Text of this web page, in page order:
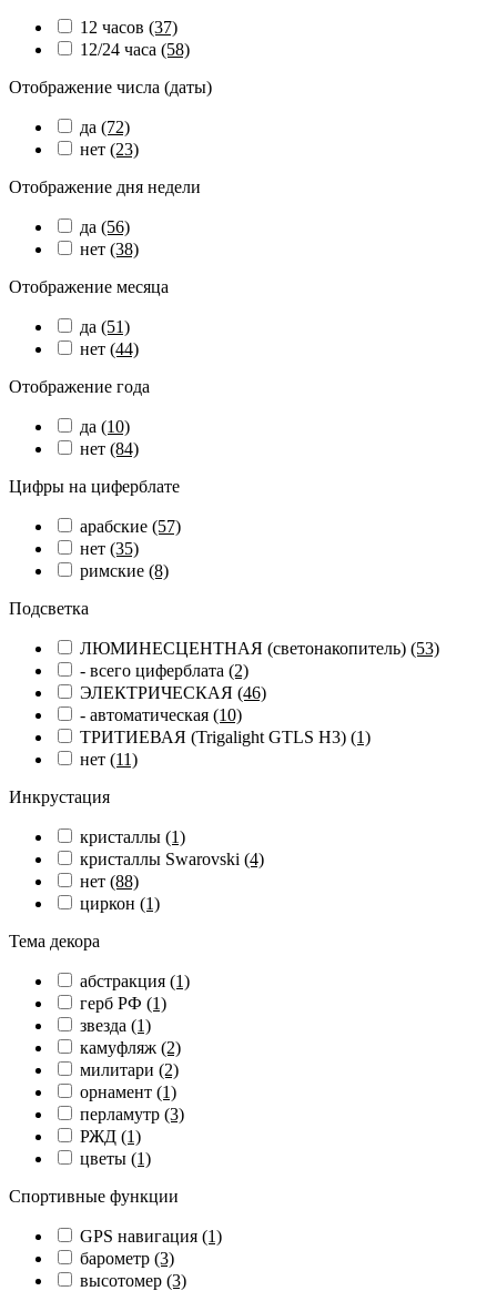
12 часов (37)
12/24 часа (58)
Отображение числа (даты)
да (72)
нет (23)
Отображение дня недели
да (56)
нет (38)
Отображение месяца
да (51)
нет (44)
Отображение года
да (10)
нет (84)
Цифры на циферблате
арабские (57)
нет (35)
римские (8)
Подсветка
ЛЮМИНЕСЦЕНТНАЯ (светонакопитель) (53)
- всего циферблата (2)
ЭЛЕКТРИЧЕСКАЯ (46)
- автоматическая (10)
ТРИТИЕВАЯ (Trigalight GTLS H3) (1)
нет (11)
Инкрустация
кристаллы (1)
кристаллы Swarovski (4)
нет (88)
циркон (1)
Тема декора
абстракция (1)
герб РФ (1)
звезда (1)
камуфляж (2)
милитари (2)
орнамент (1)
перламутр (3)
РЖД (1)
цветы (1)
Спортивные функции
GPS навигация (1)
барометр (3)
высотомер (3)